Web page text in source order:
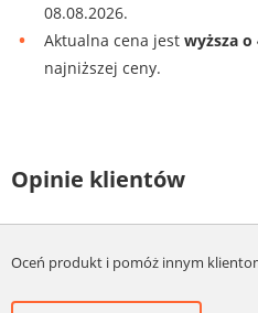
08.08.2026.
Aktualna cena jest wyższa o
najniższej ceny.
Opinie klientów
Oceń produkt i pomóż innym